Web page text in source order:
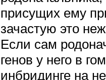
присущих ему
зачастую это
Если сам
генов у него в
инбридинге на